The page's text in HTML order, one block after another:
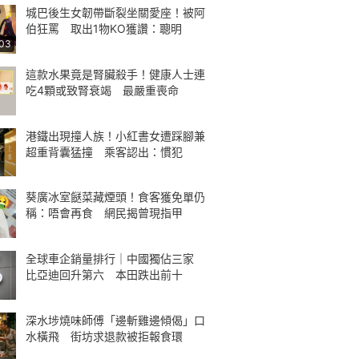
城巴後生女韌帶斷裂坐關愛座！被阿
伯狂罵 取出1物KO獲讚：聰明
這款水果竟是腎臟殺手！健康人士連
吃4顆或致腎衰竭 最嚴重喪命
港鐵出現撞人族！小紅書女遭踩腳兼
超重背囊猛撞 乘客認出：慣犯
葵廣冰室餸菜藏煙頭！食客獲免單仍
稱：唔會再食 網民揭曾現指甲
全球車企銷量排行｜中國獨佔三家
比亞迪回升第六 本田跌出前十
深水埗燒味師傅「邊斬雞邊傾偈」口
水橫飛 街坊求退款被拒報食環